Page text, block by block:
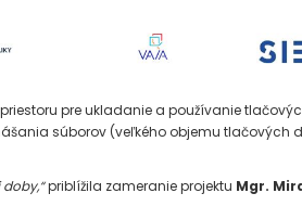
pre ukladanie a používanie
súborov (veľkého objemu
priblížila zameranie projektu Mgr.